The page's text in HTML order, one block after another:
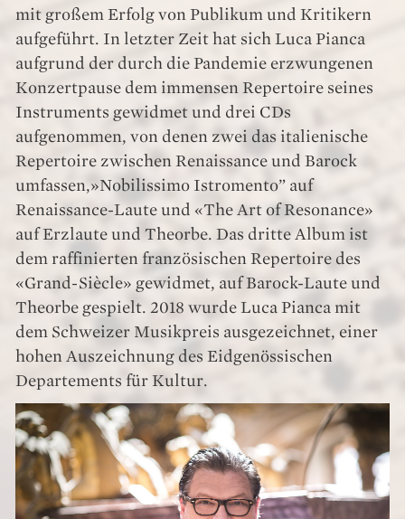
mit großem Erfolg von Publikum und Kritikern
aufgeführt. In letzter Zeit hat sich Luca Pianca
aufgrund der durch die Pandemie erzwungenen
Konzertpause dem immensen Repertoire seines
Instruments gewidmet und drei CDs
aufgenommen, von denen zwei das italienische
Repertoire zwischen Renaissance und Barock
umfassen,»Nobilissimo Istromento” auf
Renaissance-Laute und «The Art of Resonance»
auf Erzlaute und Theorbe. Das dritte Album ist
dem raffinierten französischen Repertoire des
«Grand-Siècle» gewidmet, auf Barock-Laute und
Theorbe gespielt. 2018 wurde Luca Pianca mit
dem Schweizer Musikpreis ausgezeichnet, einer
hohen Auszeichnung des Eidgenössischen
Departements für Kultur.